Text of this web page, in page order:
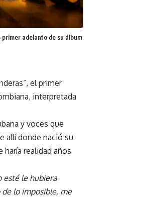
adelanto de su álbum
el primer
interpretada
y voces que
allí donde nació su
haría realidad años
esté le hubiera
lo imposible, me